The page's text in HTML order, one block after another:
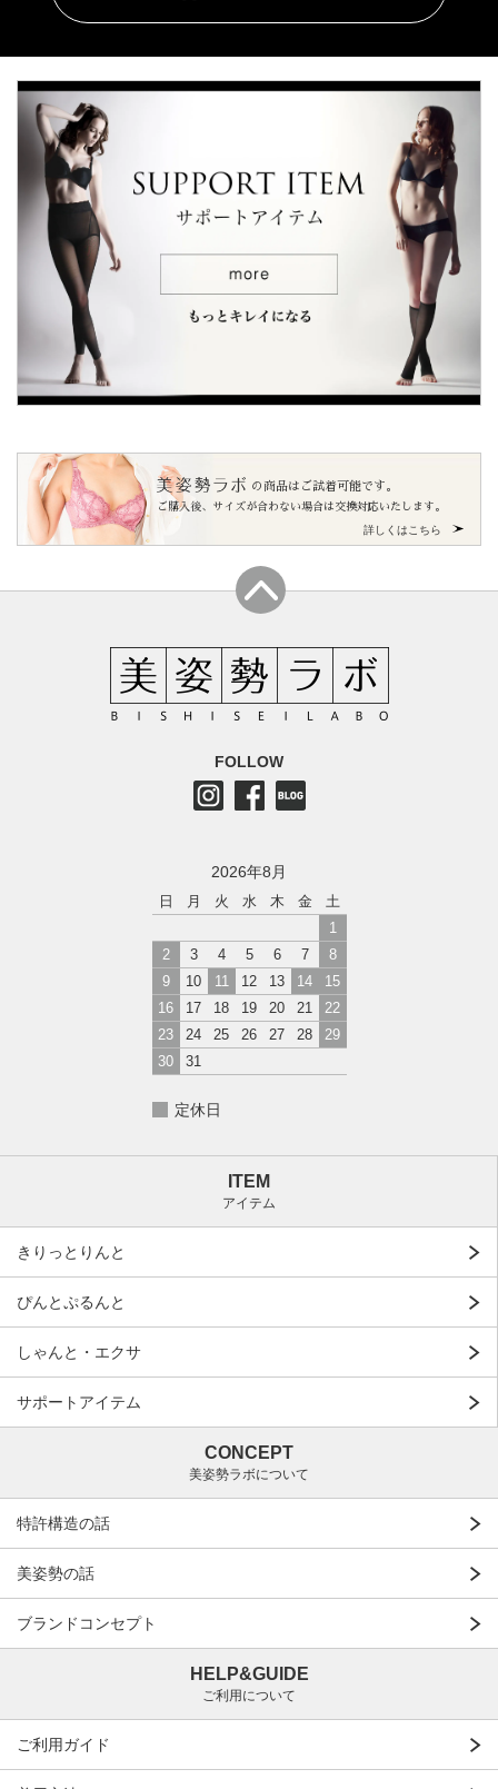
の商品はご試着可能です。
ご購入後、サイズが合わない場合は交換対応いたします。
詳しくはこちら
FOLLOW
2026年8月
日 月 火 水 木 金
土
1
2
3 4 5 6 7
8
9
10 11 12 13 14
15
16
17 18 19 20 21
22
23
24 25 26 27 28
29
30
31
定休日
ITEM
アイテム
きりっとりんと
ぴんとぷるんと
しゃんと・エクサ
サポートアイテム
CONCEPT
美姿勢ラボについて
特許構造の話
美姿勢の話
ブランドコンセプト
HELP&GUIDE
ご利用について
ご利用ガイド